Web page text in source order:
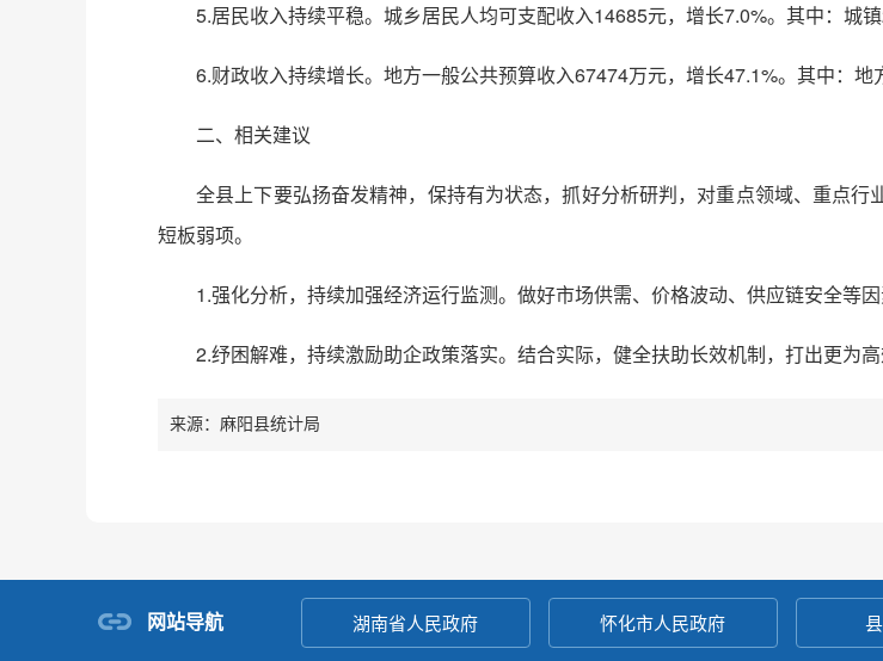
5.居民收入持续平稳。城乡居民人均可支配收入14685元，增长7.0%。其中：城
6.财政收入持续增长。地方一般公共预算收入67474万元，增长47.1%。其中：地
二、相关建议
全县上下要弘扬奋发精神，保持有为状态，抓好分析研判，对重点领域、重点
短板弱项。
1.强化分析，持续加强经济运行监测。做好市场供需、价格波动、供应链安全等
2.纾困解难，持续激励助企政策落实。结合实际，健全扶助长效机制，打出更为高
来源：麻阳县统计局
网站导航 湖南省人民政府 怀化市人民政府